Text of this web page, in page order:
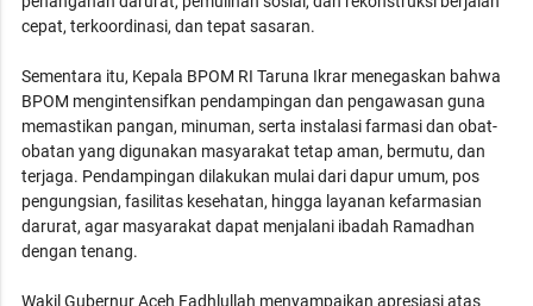
cepat, terkoordinasi, dan tepat sasaran.
Sementara itu, Kepala BPOM RI Taruna Ikrar menegaskan bahwa
BPOM mengintensifkan pendampingan dan pengawasan guna
memastikan pangan, minuman, serta instalasi farmasi dan obat-
obatan yang digunakan masyarakat tetap aman, bermutu, dan
terjaga. Pendampingan dilakukan mulai dari dapur umum, pos
pengungsian, fasilitas kesehatan, hingga layanan kefarmasian
darurat, agar masyarakat dapat menjalani ibadah Ramadhan
dengan tenang.
Wakil Gubernur Aceh Fadhlullah menyampaikan apresiasi atas